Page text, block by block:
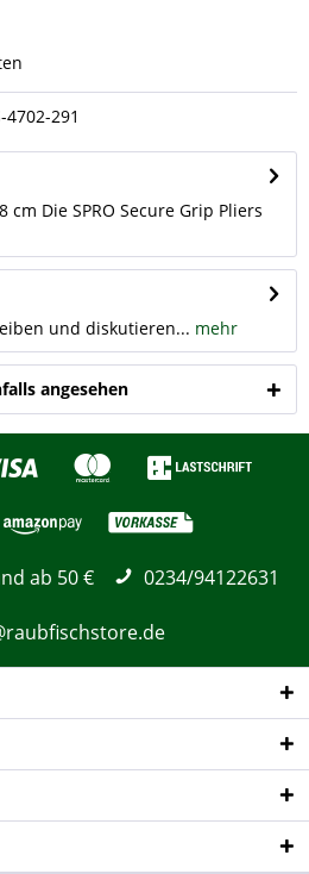
4702-291
cm Die SPRO Secure Grip Pliers
und diskutieren... mehr
angesehen
ab 50 € 0234/94122631